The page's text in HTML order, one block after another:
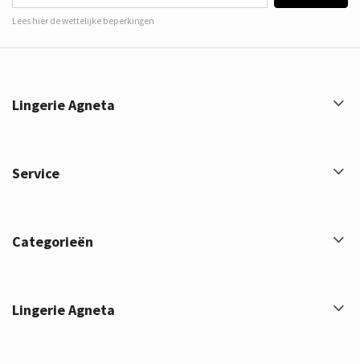
Lees hier de wettelijke beperkingen
Lingerie Agneta
Service
Categorieën
Lingerie Agneta